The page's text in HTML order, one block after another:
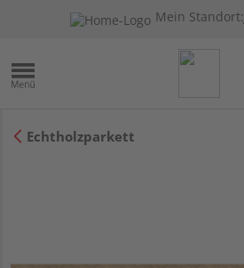
Mein Standort:
Echtholzparkett